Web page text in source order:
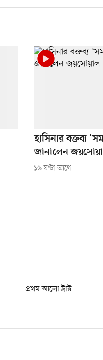
হাসিনার বক্তব্য
জানালেন
১৬ ঘণ্টা আগে
প্রথম আলো ট্রাস্ট